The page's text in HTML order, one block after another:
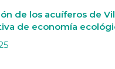
de los acuíferos de
de economía